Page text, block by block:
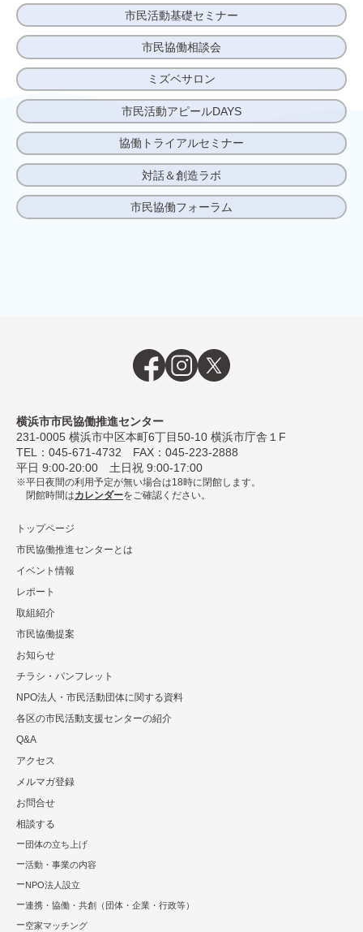
市⺠活動基礎セミナー
市⺠協働相談会
ミズベサロン
市⺠活動アピールDAYS
協働トライアルセミナー
対話＆創造ラボ
市民協働フォーラム
横浜市市民協働推進センター
231-0005 横浜市中区本町6丁⽬50-10 横浜市庁舎１F
TEL： 045-671-4732 FAX：045-223-2888
平⽇ 9:00-20:00 ⼟⽇祝 9:00-17:00
平日夜間の利用予定が無い場合は18時に閉館します。
閉館時間はカレンダーをご確認ください。
トップページ
市民協働推進センターとは
イベント情報
レポート
取組紹介
市⺠協働提案
お知らせ
チラシ・パンフレット
NPO法⼈・市⺠活動団体に関する資料
各区の市⺠活動⽀援センターの紹介
Q&A
アクセス
メルマガ登録
お問合せ
相談する
団体の立ち上げ
活動・事業の内容
NPO法⼈設⽴
連携・協働・共創（団体・企業・⾏政等）
空家マッチング